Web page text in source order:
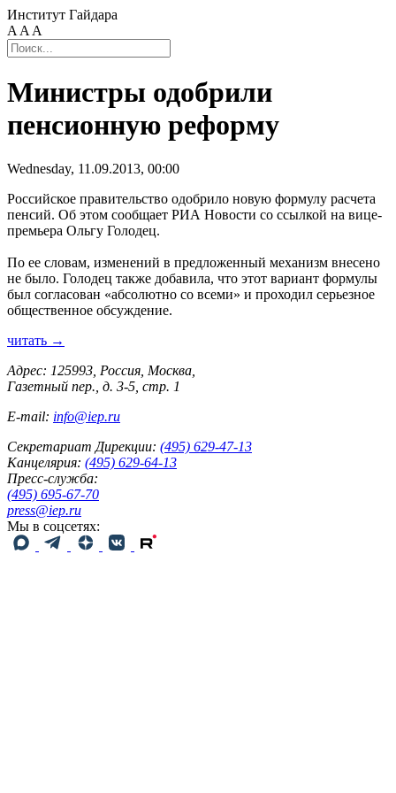
Институт Гайдара
A A A
Министры одобрили
пенсионную реформу
Wednesday, 11.09.2013, 00:00
Российское правительство одобрило новую формулу расчета
пенсий. Об этом сообщает РИА Новости со ссылкой на вице-
премьера Ольгу Голодец.
По ее словам, изменений в предложенный механизм внесено
не было. Голодец также добавила, что этот вариант формулы
был согласован «абсолютно со всеми» и проходил серьезное
общественное обсуждение.
читать →
Адрес: 125993, Россия, Москва,
Газетный пер., д. 3-5, стр. 1
E-mail: info@iep.ru
Секретариат Дирекции: (495) 629-47-13
Канцелярия: (495) 629-64-13
Пресс-служба:
(495) 695-67-70
press@iep.ru
Мы в соцсетях: